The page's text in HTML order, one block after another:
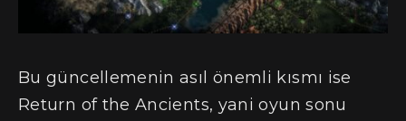
Bu güncellemenin asıl önemli kısmı ise
Return of the Ancients, yani oyun sonu